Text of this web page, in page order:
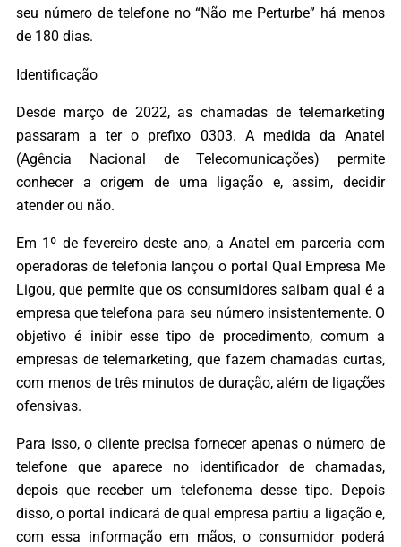
seu número de telefone no “Não me Perturbe” há menos
de 180 dias.
Identificação
Desde março de 2022, as chamadas de telemarketing
passaram a ter o prefixo 0303. A medida da Anatel
(Agência Nacional de Telecomunicações) permite
conhecer a origem de uma ligação e, assim, decidir
atender ou não.
Em 1º de fevereiro deste ano, a Anatel em parceria com
operadoras de telefonia lançou o portal Qual Empresa Me
Ligou, que permite que os consumidores saibam qual é a
empresa que telefona para seu número insistentemente. O
objetivo é inibir esse tipo de procedimento, comum a
empresas de telemarketing, que fazem chamadas curtas,
com menos de três minutos de duração, além de ligações
ofensivas.
Para isso, o cliente precisa fornecer apenas o número de
telefone que aparece no identificador de chamadas,
depois que receber um telefonema desse tipo. Depois
disso, o portal indicará de qual empresa partiu a ligação e,
com essa informação em mãos, o consumidor poderá